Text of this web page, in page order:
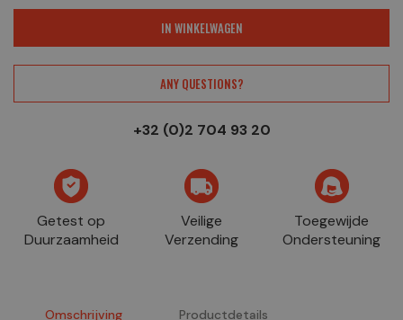
IN WINKELWAGEN
ANY QUESTIONS?
+32 (0)2 704 93 20
Getest op
Duurzaamheid
Veilige
Verzending
Toegewijde
Ondersteuning
Omschrijving Productdetails